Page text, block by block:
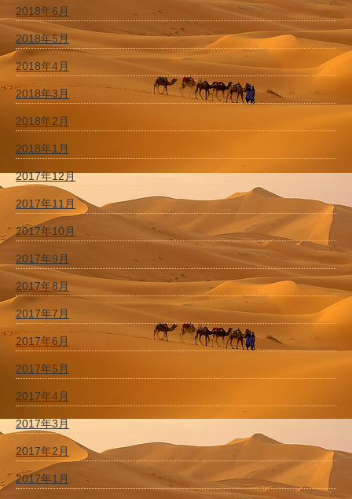
2018年6月
2018年5月
2018年4月
2018年3月
2018年2月
2018年1月
2017年12月
2017年11月
2017年10月
2017年9月
2017年8月
2017年7月
2017年6月
2017年5月
2017年4月
2017年3月
2017年2月
2017年1月